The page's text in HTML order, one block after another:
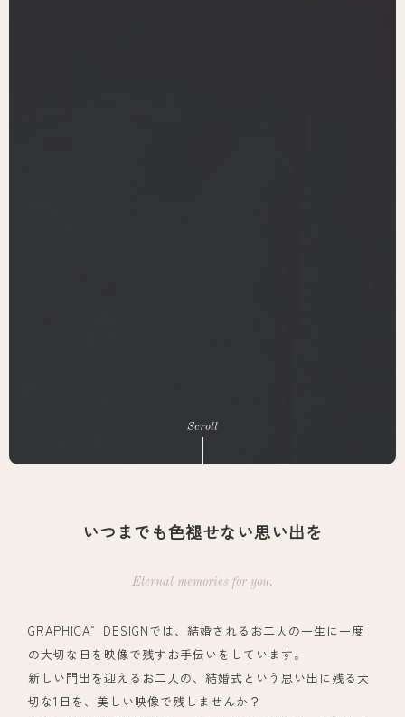
いつまでも色褪せない思い出を
GRAPHICA゜DESIGNでは、結婚されるお二人の一生に一度
の大切な日を映像で残すお手伝いをしています。
新しい門出を迎えるお二人の、結婚式という思い出に残る大
切な1日を、美しい映像で残しませんか？